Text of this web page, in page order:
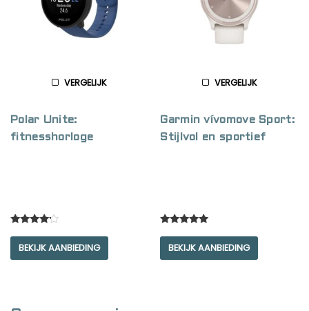
VERGELIJK
Polar Unite:
fitnesshorloge
out of 5
BEKIJK AANBIEDING
VERGELIJK
Garmin vívomove Sport:
Stijlvol en sportief
out of 5
BEKIJK AANBIEDING